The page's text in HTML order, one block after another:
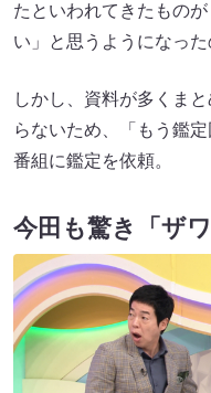
たといわれてきたもの
い」と思うようになった
しかし、資料が多くま
らないため、「もう鑑
番組に鑑定を依頼。
今田も驚き「ザ